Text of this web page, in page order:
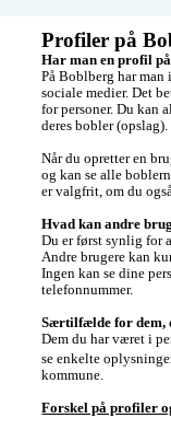
Profiler på
Har man en profil
På Boblberg har man
sociale medier. Det
for personer. Du kan
deres bobler (opslag).
Når du opretter en
og kan se alle
er valgfrit, om du
Hvad kan andre
Du er først synlig for
Andre brugere kan
Ingen kan se dine
telefonnummer.
Særtilfælde for dem,
Dem du har været i
se enkelte
kommune.
Forskel på profiler